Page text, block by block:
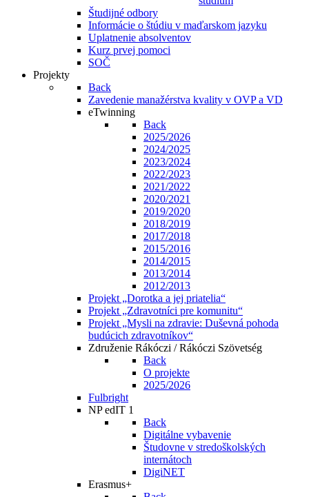
Študijné odbory
Informácie o štúdiu v maďarskom jazyku
Uplatnenie absolventov
Kurz prvej pomoci
SOČ
Projekty
Back
Zavedenie manažérstva kvality v OVP a VD
eTwinning
Back
2025/2026
2024/2025
2023/2024
2022/2023
2021/2022
2020/2021
2019/2020
2018/2019
2017/2018
2015/2016
2014/2015
2013/2014
2012/2013
Projekt „Dorotka a jej priatelia“
Projekt „Zdravotníci pre komunitu“
Projekt „Mysli na zdravie: Duševná pohoda
budúcich zdravotníkov“
Združenie Rákóczi / Rákóczi Szövetség
Back
O projekte
2025/2026
Fulbright
NP edIT 1
Back
Digitálne vybavenie
Študovne v stredoškolských
internátoch
DigiNET
Erasmus+